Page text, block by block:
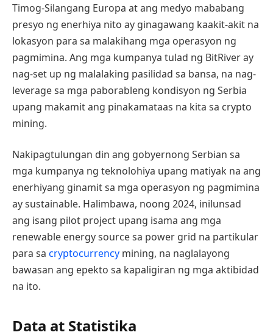
Timog-Silangang Europa at ang medyo mababang
presyo ng enerhiya nito ay ginagawang kaakit-akit na
lokasyon para sa malakihang mga operasyon ng
pagmimina. Ang mga kumpanya tulad ng BitRiver ay
nag-set up ng malalaking pasilidad sa bansa, na nag-
leverage sa mga paborableng kondisyon ng Serbia
upang makamit ang pinakamataas na kita sa crypto
mining.
Nakipagtulungan din ang gobyernong Serbian sa
mga kumpanya ng teknolohiya upang matiyak na ang
enerhiyang ginamit sa mga operasyon ng pagmimina
ay sustainable. Halimbawa, noong 2024, inilunsad
ang isang pilot project upang isama ang mga
renewable energy source sa power grid na partikular
para sa cryptocurrency mining, na naglalayong
bawasan ang epekto sa kapaligiran ng mga aktibidad
na ito.
Data at Statistika